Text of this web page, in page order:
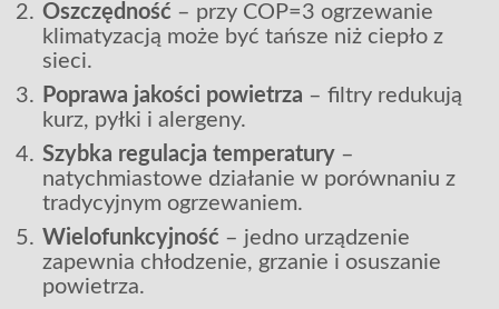
Oszczędność – przy COP=3 ogrzewanie
klimatyzacją może być tańsze niż ciepło z
sieci.
Poprawa jakości powietrza – filtry redukują
kurz, pyłki i alergeny.
Szybka regulacja temperatury–
natychmiastowe działanie w porównaniu z
tradycyjnym ogrzewaniem.
Wielofunkcyjność – jedno urządzenie
zapewnia chłodzenie, grzanie i osuszanie
powietrza.